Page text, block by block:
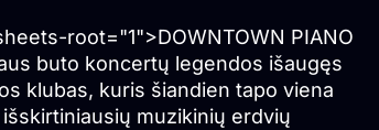
root="1">DOWNTOWN PIANO
buto koncertų legendos išaugęs
klubas, kuris šiandien tapo viena
muzikinių erdvių